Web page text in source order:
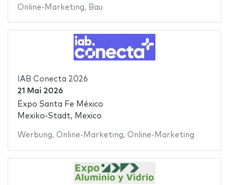
Online-Marketing, Bau
IAB Conecta 2026
21 Mai 2026
Expo Santa Fe México
Mexiko-Stadt, Mexico
Werbung, Online-Marketing, Online-Marketing